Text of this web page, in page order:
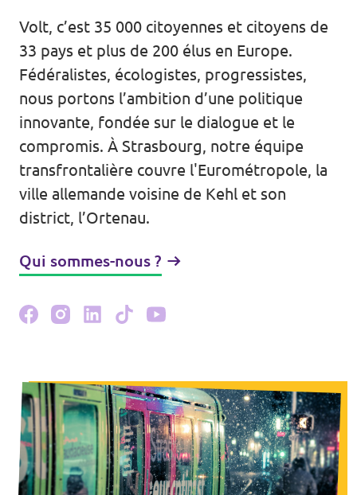
Volt dans les autres Länder
Agenda
Je donne
Je participe
Je deviens membre
Volt, c’est 35 000 citoyennes et citoyens de
33 pays et plus de 200 élus en Europe.
Fédéralistes, écologistes, progressistes,
nous portons l’ambition d’une politique
innovante, fondée sur le dialogue et le
compromis. À Strasbourg, notre équipe
transfrontalière couvre l'Eurométropole, la
ville allemande voisine de Kehl et son
district, l’Ortenau.
Qui sommes-nous ?